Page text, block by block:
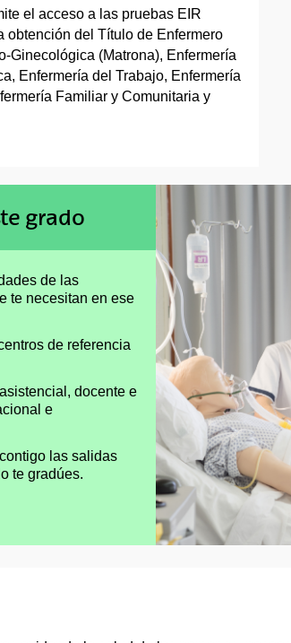
el acceso a las pruebas EIR
obtención del Título de Enfermero
Ginecológica (Matrona), Enfermería
Enfermería del Trabajo, Enfermería
Familiar y Comunitaria y
grado
de las
te necesitan en ese
de referencia
docente e
e
las salidas
te gradúes.